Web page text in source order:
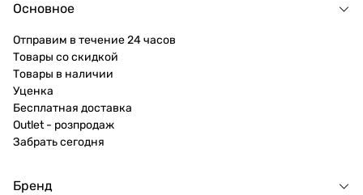
Основное
Отправим в течение 24 часов
Товары со скидкой
Товары в наличии
Уценка
Бесплатная доставка
Outlet - розпродаж
Забрать сегодня
Бренд